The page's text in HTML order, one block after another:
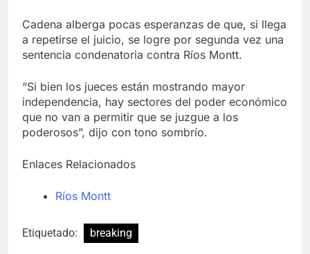
Cadena alberga pocas esperanzas de que, si llega
a repetirse el juicio, se logre por segunda vez una
sentencia condenatoria contra Ríos Montt.
“Si bien los jueces están mostrando mayor
independencia, hay sectores del poder económico
que no van a permitir que se juzgue a los
poderosos”, dijo con tono sombrío.
Enlaces Relacionados
Ríos Montt
Etiquetado: breaking